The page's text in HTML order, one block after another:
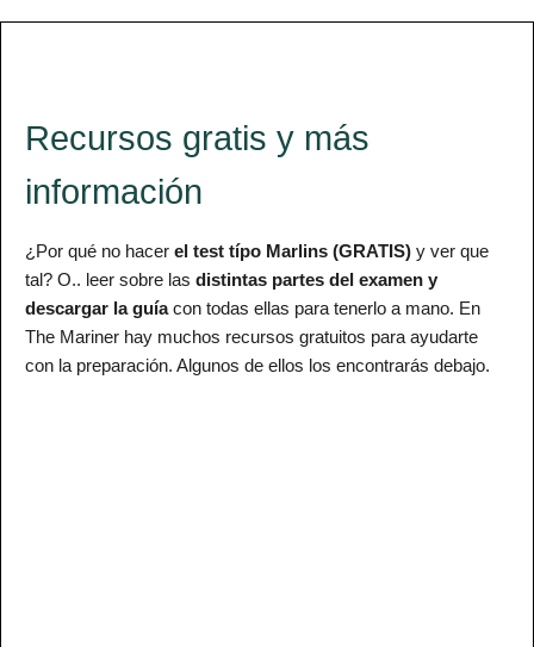
Recursos gratis y más
información
¿Por qué no hacer el test típo Marlins (GRATIS) y ver que
tal? O.. leer sobre las distintas partes del examen y
descargar la guíacon todas ellas para tenerlo a mano. En
The Mariner hay muchos recursos gratuitos para ayudarte
con la preparación. Algunos de ellos los encontrarás debajo.